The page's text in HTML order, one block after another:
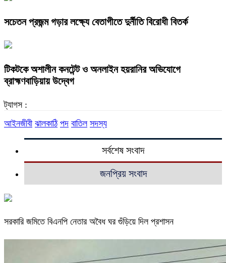
সচেতন প্রজন্ম গড়ার লক্ষ্যে বেতাগীতে দুর্নীতি বিরোধী বিতর্ক
টিকটকে অশালীন কনটেন্ট ও অনলাইন হয়রানির অভিযোগে
ব্রাহ্মণবাড়িয়ায় উদ্বেগ
ট্যাগস :
আইনজীবী ঝালকাঠি পদ বাতিল সদস্য
সর্বশেষ সংবাদ
জনপ্রিয় সংবাদ
সরকারি জমিতে বিএনপি নেতার অবৈধ ঘর গুঁড়িয়ে দিল প্রশাসন